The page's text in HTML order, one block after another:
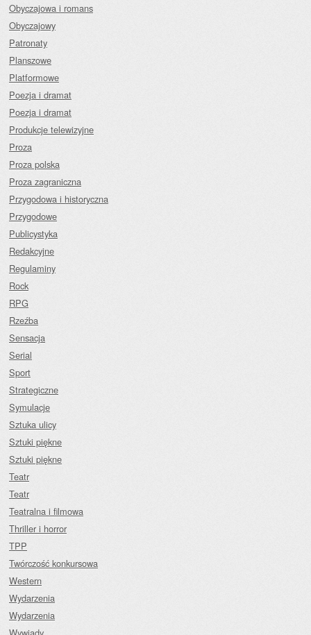
Obyczajowa i romans
Obyczajowy
Patronaty
Planszowe
Platformowe
Poezja i dramat
Poezja i dramat
Produkcje telewizyjne
Proza
Proza polska
Proza zagraniczna
Przygodowa i historyczna
Przygodowe
Publicystyka
Redakcyjne
Regulaminy
Rock
RPG
Rzeźba
Sensacja
Serial
Sport
Strategiczne
Symulacje
Sztuka ulicy
Sztuki piękne
Sztuki piękne
Teatr
Teatr
Teatralna i filmowa
Thriller i horror
TPP
Twórczość konkursowa
Western
Wydarzenia
Wydarzenia
Wywiady